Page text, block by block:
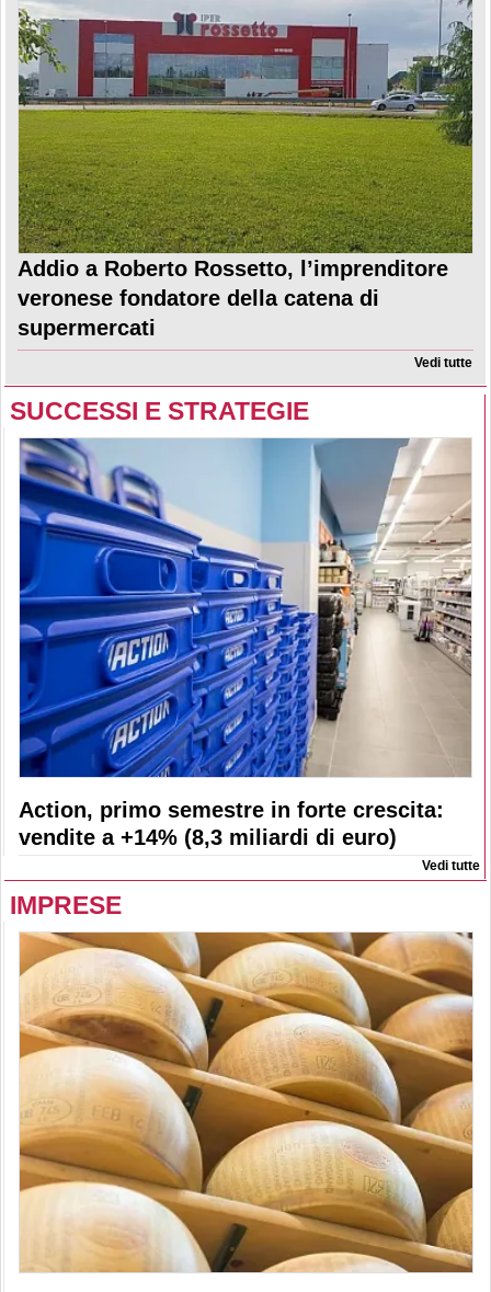
Addio a Roberto Rossetto, l’imprenditore
veronese fondatore della catena di
supermercati
Vedi tutte
SUCCESSI E STRATEGIE
Action, primo semestre in forte crescita:
vendite a +14% (8,3 miliardi di euro)
Vedi tutte
IMPRESE